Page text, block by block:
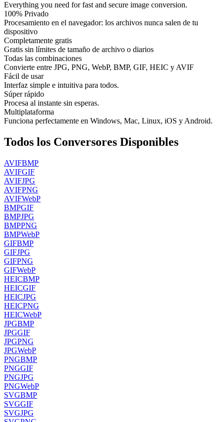
Everything you need for fast and secure image conversion.
100% Privado
Procesamiento en el navegador: los archivos nunca salen de tu
dispositivo
Completamente gratis
Gratis sin límites de tamaño de archivo o diarios
Todas las combinaciones
Convierte entre JPG, PNG, WebP, BMP, GIF, HEIC y AVIF
Fácil de usar
Interfaz simple e intuitiva para todos.
Súper rápido
Procesa al instante sin esperas.
Multiplataforma
Funciona perfectamente en Windows, Mac, Linux, iOS y Android.
Todos los Conversores Disponibles
AVIFBMP
AVIFGIF
AVIFJPG
AVIFPNG
AVIFWebP
BMPGIF
BMPJPG
BMPPNG
BMPWebP
GIFBMP
GIFJPG
GIFPNG
GIFWebP
HEICBMP
HEICGIF
HEICJPG
HEICPNG
HEICWebP
JPGBMP
JPGGIF
JPGPNG
JPGWebP
PNGBMP
PNGGIF
PNGJPG
PNGWebP
SVGBMP
SVGGIF
SVGJPG